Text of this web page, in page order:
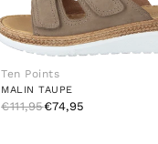
Ten Points
MALIN TAUPE
€111,95€74,95